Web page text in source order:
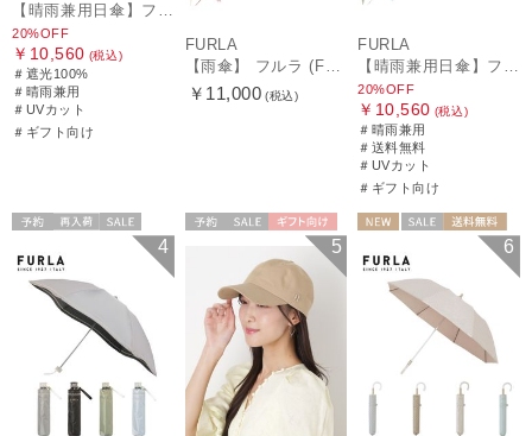
【晴雨兼用日傘】フルラ（FURLA）バイカラーカットワーク 遮光100 UV100 軽量
20%OFF
￥10,560 (税込)
＃遮光100%
＃晴雨兼用
＃UVカット
＃ギフト向け
FURLA
【雨傘】 フルラ (FURLA) カラーボーダー ロゴプリント 長傘 【公式ムーンバット】 レディース 手元チャーム 耐風傘 ジャンプ式 日本製 ギフト 軽量 グラスファイバー
￥11,000 (税込)
FURLA
【晴雨兼用日傘】フルラ (FURLA) 切り継ぎグログラン 一級遮光99.99％ 遮熱 UV 晴雨兼用 送料無料 可愛い
20%OFF
￥10,560 (税込)
＃晴雨兼用
＃送料無料
＃UVカット
＃ギフト向け
セール
送料無料
WOMEN
4
ギフト向け5
送料無料
ギフト向け
6